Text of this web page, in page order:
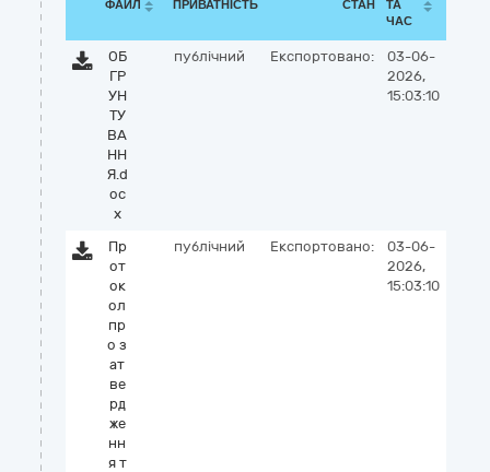
ФАЙЛ ПРИВАТНІСТЬ СТАН
ТА
ЧАС
ОБ
ГР
УН
ТУ
ВА
НН
Я.d
oc
x
публічний Експортовано:
03-06-
2026,
15:03:10
Пр
от
ок
ол
пр
о з
ат
ве
рд
же
нн
я т
публічний Експортовано:
03-06-
2026,
15:03:10